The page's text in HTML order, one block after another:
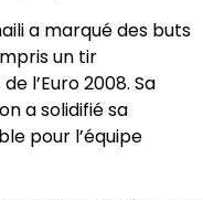
a marqué des buts
un tir
l’Euro 2008. Sa
a solidifié sa
pour l’équipe